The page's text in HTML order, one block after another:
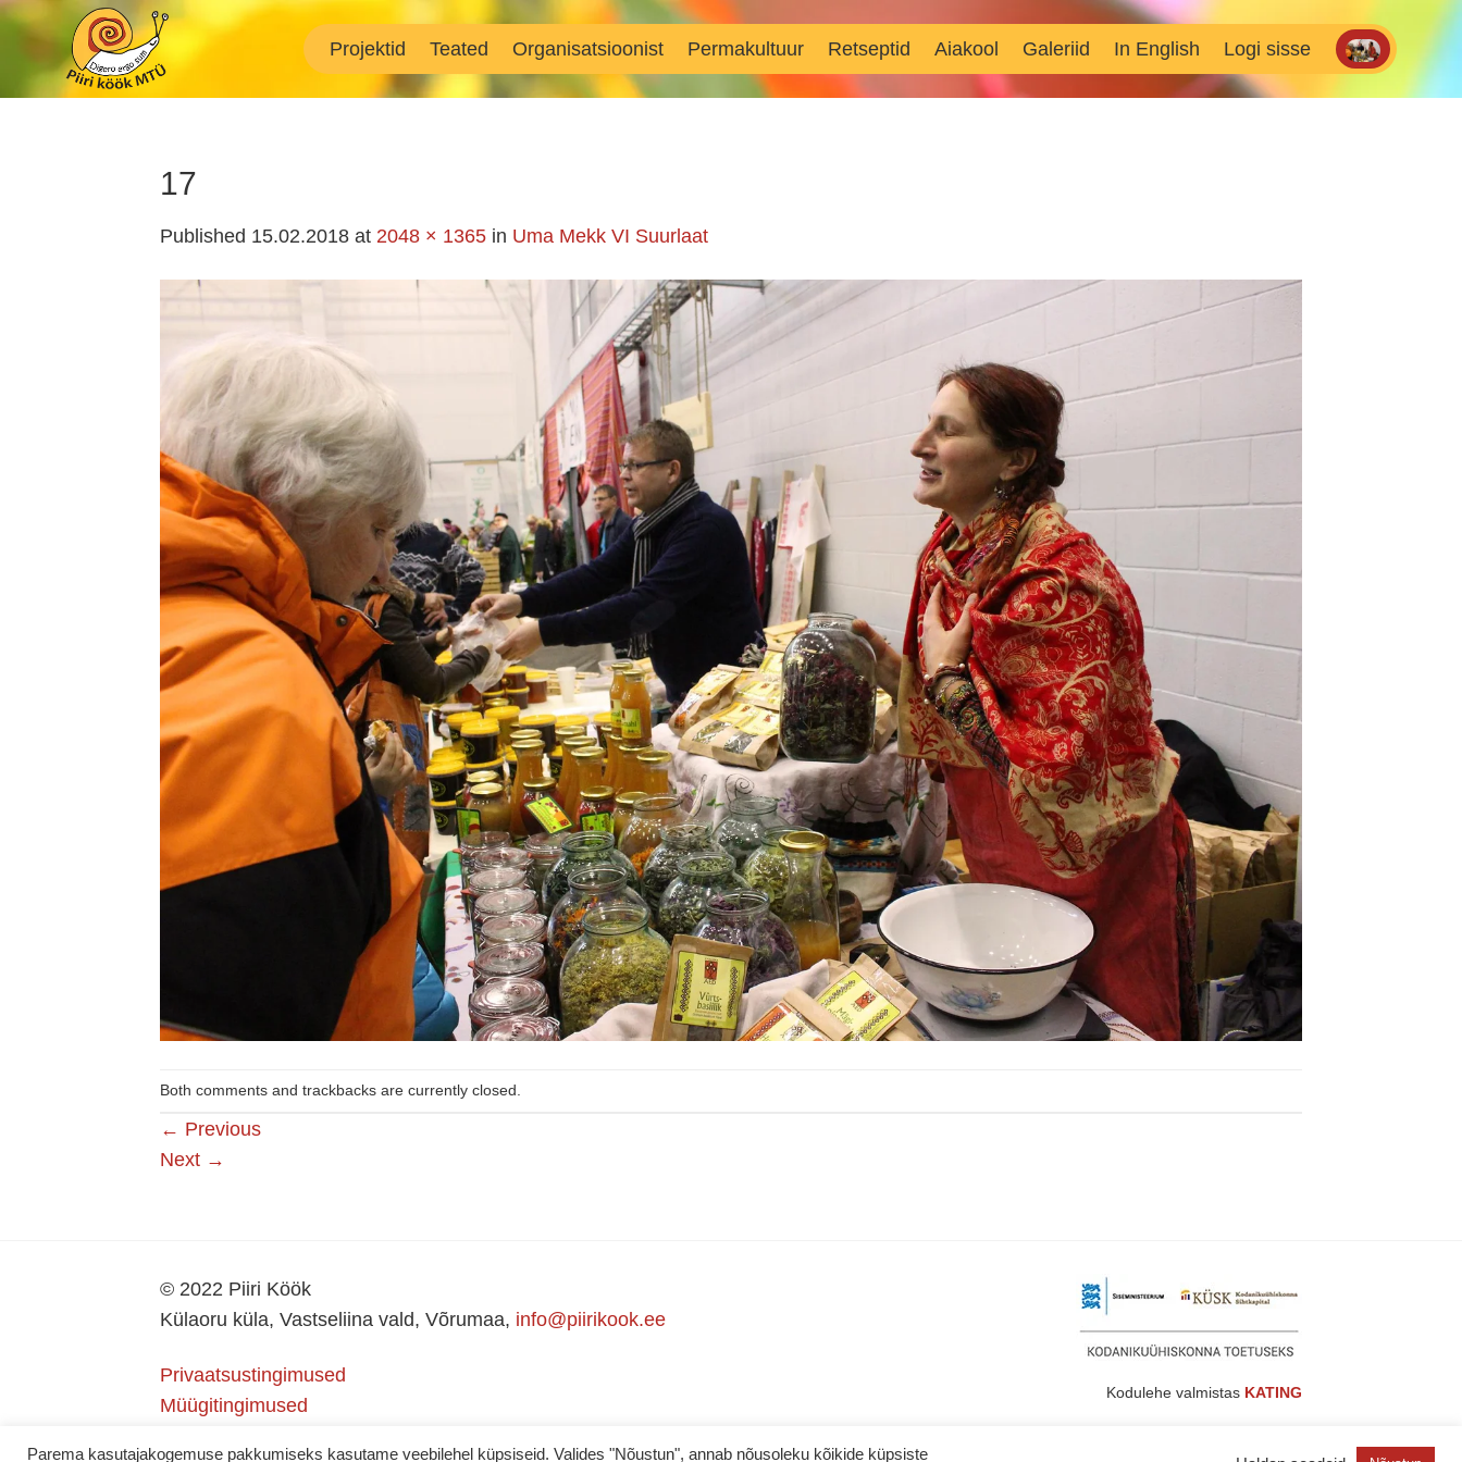
Skip
content
Projektid Teated Organisatsioonist Permakultuur Retseptid Aiakool Galeriid In English Logi sisse
17
Published 15.02.2018 at 2048 × 1365 in Uma Mekk VI Suurlaat
Both comments and trackbacks are currently closed.
← Previous
Next →
© 2022 Piiri Köök
Külaoru küla, Vastseliina vald, Võrumaa, info@piirikook.ee
Privaatsustingimused
Müügitingimused
Kodulehe valmistas KATING
Parema kasutajakogemuse pakkumiseks kasutame veebilehel küpsiseid. Valides "Nõustun", annab nõusoleku kõikide küpsiste